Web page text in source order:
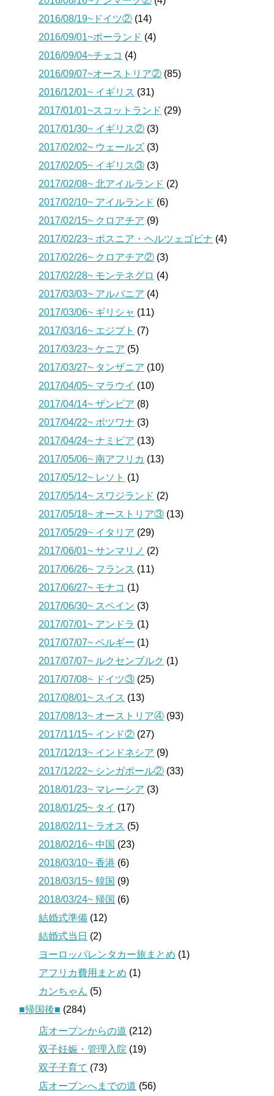
2016/08/19~ドイツ② (14)
2016/09/01~ポーランド (4)
2016/09/04~チェコ (4)
2016/09/07~オーストリア② (85)
2016/12/01~ イギリス (31)
2017/01/01~スコットランド (29)
2017/01/30~ イギリス② (3)
2017/02/02~ ウェールズ (3)
2017/02/05~ イギリス③ (3)
2017/02/08~ 北アイルランド (2)
2017/02/10~ アイルランド (6)
2017/02/15~ クロアチア (9)
2017/02/23~ ボスニア・ヘルツェゴビナ (4)
2017/02/26~ クロアチア② (3)
2017/02/28~ モンテネグロ (4)
2017/03/03~ アルバニア (4)
2017/03/06~ ギリシャ (11)
2017/03/16~ エジプト (7)
2017/03/23~ ケニア (5)
2017/03/27~ タンザニア (10)
2017/04/05~ マラウイ (10)
2017/04/14~ ザンビア (8)
2017/04/22~ ボツワナ (3)
2017/04/24~ ナミビア (13)
2017/05/06~ 南アフリカ (13)
2017/05/12~ レソト (1)
2017/05/14~ スワジランド (2)
2017/05/18~ オーストリア③ (13)
2017/05/29~ イタリア (29)
2017/06/01~ サンマリノ (2)
2017/06/26~ フランス (11)
2017/06/27~ モナコ (1)
2017/06/30~ スペイン (3)
2017/07/01~ アンドラ (1)
2017/07/07~ ベルギー (1)
2017/07/07~ ルクセンブルク (1)
2017/07/08~ ドイツ③ (25)
2017/08/01~ スイス (13)
2017/08/13~ オーストリア④ (93)
2017/11/15~ インド② (27)
2017/12/13~ インドネシア (9)
2017/12/22~ シンガポール② (33)
2018/01/23~ マレーシア (3)
2018/01/25~ タイ (17)
2018/02/11~ ラオス (5)
2018/02/16~ 中国 (23)
2018/03/10~ 香港 (6)
2018/03/15~ 韓国 (9)
2018/03/24~ 帰国 (6)
結婚式準備 (12)
結婚式当日 (2)
ヨーロッパレンタカー旅まとめ (1)
アフリカ費用まとめ (1)
カンちゃん (5)
■帰国後■ (284)
店オープンからの道 (212)
双子妊娠・管理入院 (19)
双子子育て (73)
店オープンへまでの道 (56)